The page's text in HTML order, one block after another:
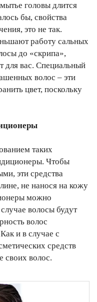
головы длится
бы, свойства
это не так.
работу сальных
до «скрипа»,
для вас. Специальный
волос – эти
цвет, поскольку
таких
Чтобы
эти средства
не нанося на кожу
можно
волосы будут
волос
и в случае с
средств
своих волос.